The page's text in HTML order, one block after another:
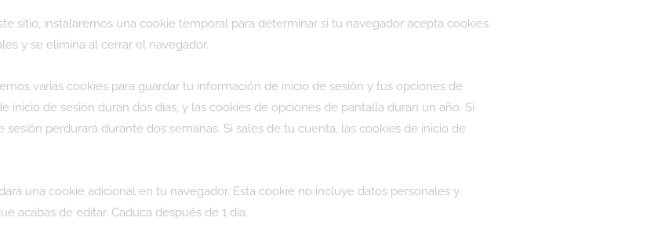
sitio, instalaremos una cookie temporal para determinar si tu navegador acepta cookies.
y se elimina al cerrar el navegador.
varias cookies para guardar tu información de inicio de sesión y tus opciones de
inicio de sesión duran dos días, y las cookies de opciones de pantalla duran un año. Si
perdurará durante dos semanas. Si sales de tu cuenta, las cookies de inicio de
una cookie adicional en tu navegador. Esta cookie no incluye datos personales y
acabas de editar. Caduca después de 1 día.